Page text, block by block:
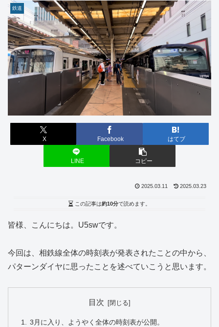
鉄道
X Facebook はてブ
LINE コピー
2025.03.11 2025.03.23
この記事は約10分で読めます。
皆様、こんにちは。U5swです。
今回は、相鉄線全体の時刻表が発表されたことの中から、
パターンダイヤに思ったことを述べていこうと思います。
目次
3月に入り、ようやく全体の時刻表が公開。